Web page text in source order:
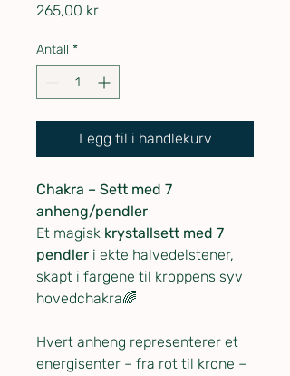
265,00 krPris
Antall *
Legg til i handlekurv
Chakra – Sett med 7
anheng/pendler
Et magisk krystallsett med 7
pendler i ekte halvedelstener,
skapt i fargene til kroppens syv
hovedchakra🌈
Hvert anheng representerer et
energisenter – fra rot til krone –